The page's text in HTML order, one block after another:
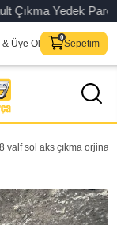
Çıkma Yedek
Üye Ol Sepetim
valf sol aks çıkma orjinal